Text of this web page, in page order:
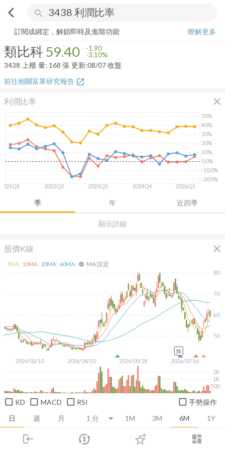
arrow_back_ios search
login dashboard
市場 登入
類比科 59.40 -3.10%
訂閱或綁定，解鎖即時及進階功能
瞭解更多
類比科 59.40 -1.90
-3.10%
3438
上櫃 量: 168 張 更新:08/07 收盤
前往相關富果研究報告 open_in_new
利潤比率 close
顯示詳細
季 年 近四季
2021Q1 2022Q2 2023Q3 2024Q4 2026Q1
-20.0%
-10.0%
0.0%
10%
20%
30%
40%
50%
股價K線 close
日 週 月 1M 3M 6M 1Y
2026/02/10 2026/04/10 2026/05/28 2026/07/16
50
60
70
80
500
1K
2K
5MA: 10MA: 20MA: 60MA: settings MA 設定
除
KD MACD RSI 手勢操作
推薦卡片 消息面 財務報